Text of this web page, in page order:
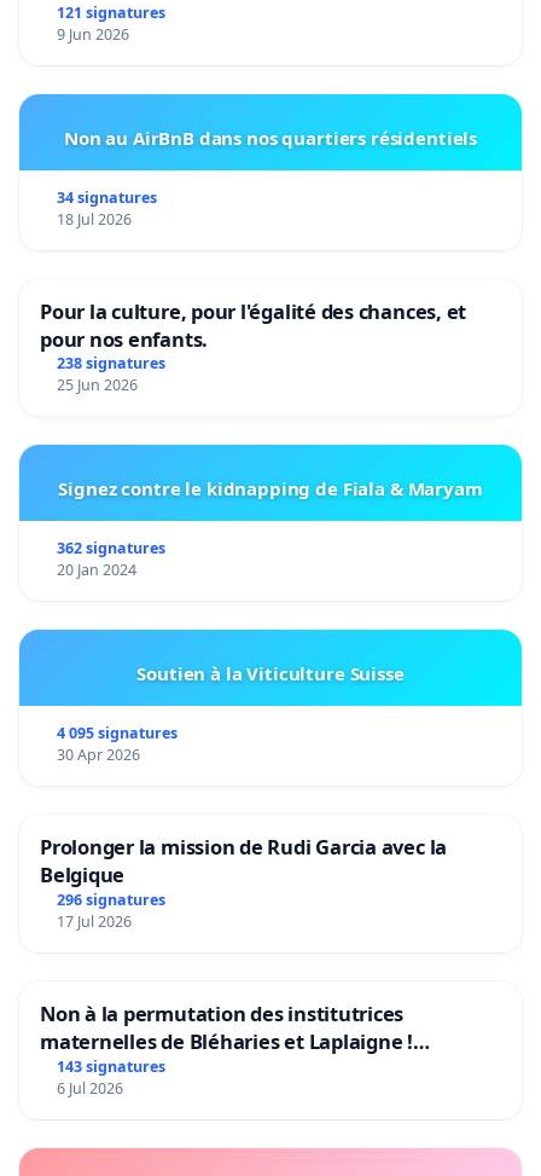
121 signatures
9 Jun 2026
Non au AirBnB dans nos quartiers résidentiels
34 signatures
18 Jul 2026
Pour la culture, pour l'égalité des chances, et
pour nos enfants.
238 signatures
25 Jun 2026
Signez contre le kidnapping de Fiala & Maryam
362 signatures
20 Jan 2024
Soutien à la Viticulture Suisse
4 095 signatures
30 Apr 2026
Prolonger la mission de Rudi Garcia avec la
Belgique
296 signatures
17 Jul 2026
Non à la permutation des institutrices
maternelles de Bléharies et Laplaigne !
Préservons la stabilité de nos enfants.
143 signatures
6 Jul 2026